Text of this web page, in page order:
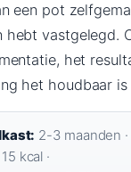
een pot
hebt vastgelegd.
het
het houdbaar
2-3 maanden ·
15 kcal ·